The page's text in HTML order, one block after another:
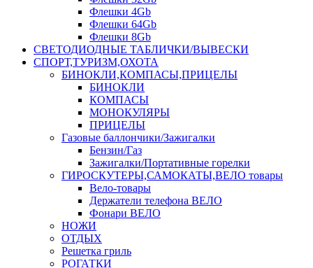
Флешки 4Gb
Флешки 64Gb
Флешки 8Gb
СВЕТОДИОДНЫЕ ТАБЛИЧКИ/ВЫВЕСКИ
СПОРТ,ТУРИЗМ,ОХОТА
БИНОКЛИ,КОМПАСЫ,ПРИЦЕЛЫ
БИНОКЛИ
КОМПАСЫ
МОНОКУЛЯРЫ
ПРИЦЕЛЫ
Газовые баллончики/Зажигалки
Бензин/Газ
Зажигалки/Портативные горелки
ГИРОСКУТЕРЫ,САМОКАТЫ,ВЕЛО товары
Вело-товары
Держатели телефона ВЕЛО
Фонари ВЕЛО
НОЖИ
ОТДЫХ
Решетка гриль
РОГАТКИ